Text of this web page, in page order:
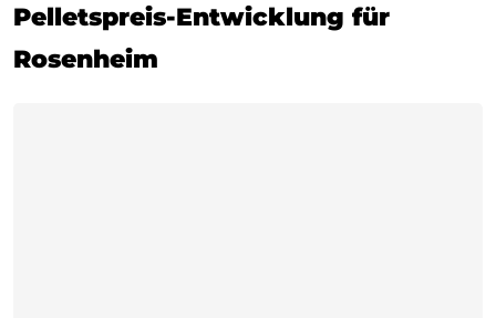
Pelletspreis-Entwicklung für
Rosenheim